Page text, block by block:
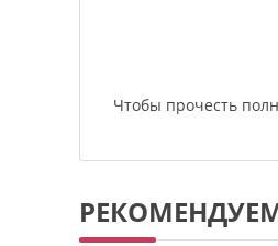
Чтобы прочесть